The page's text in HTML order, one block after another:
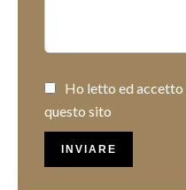
Ho letto ed accetto
questo sito
INVIARE